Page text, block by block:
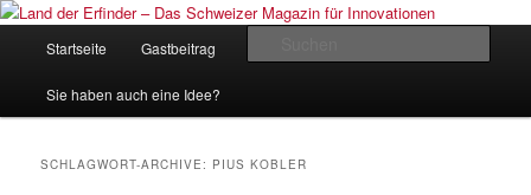
Zum
wechseln
Zum
wechselnLand der Erfinder – Das Schweizer
Startseite Gastbeitrag
Sie haben auch eine Idee?
SCHLAGWORT-ARCHIVE: PIUS KOBLER